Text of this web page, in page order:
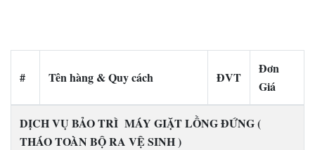
# Tên hàng & Quy cách ĐVT
Đơn
Giá
DỊCH VỤ BẢO TRÌ MÁY GIẶT LỒNG ĐỨNG (
THÁO TOÀN BỘ RA VỆ SINH )